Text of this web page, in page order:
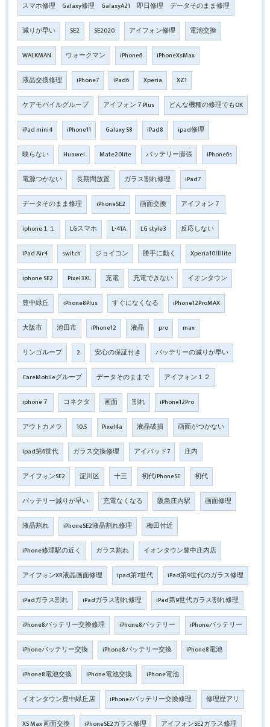
スマホ修理 Galaxy修理 GalaxyA21 即日修理 データそのまま修理
減りが早い SE2 SE2020 アイフォン修理 電池交換
WALKMAN ウォークマン iPhone6 iPhoneXsMax
液晶交換修理 iPhone7 iPad6 Xperia XZ1
ケアモバイルグループ アイフォン７Plus どんな機種の修理でもOK
iPad mini4 iPhone11 Galaxy S8 iPad8 ipad修理
映らない Huawei Mate20lite バッテリー膨張 iPhone6s
電源つかない 長期間放置 ガラス割れ修理 iPad7
データそのまま修理 iPhoneSE2 画面交換 アイフォン７
iphone１１ LGスマホ L-41A LG style3 反応しない
iPad Air4 switch ジョイコン 勝手に動く Xperia10Ⅲlite
iphone SE2 Pixel3XL 充電 充電できない イオンタウン
豊中緑丘 iPhone8Plus すぐになくなる iPhone12ProMAX
大阪市 池田市 iPhone12 液晶 pro max
リンゴループ 2 安心の保証付き バッテリーの減りが早い
CareMobileグループ データそのままで アイフォン１２
iphone７ コネクタ 画面 割れ iPhone12Pro
アウトカメラ 10.5 Pixel4a 液晶破損 画面がつかない
ipad第6世代 ガラス交換修理 アイパッド7 庄内
アイフォンSE2 淀川区 十三 初代iPhoneSE 初代
バッテリー減りが早い 充電なくなる 阪急庄内駅 画面修理
液晶割れ iPhoneSE2液晶割れ修理 梅田付近
iPhone修理駅の近く ガラス割れ イオンタウン豊中庄内店
アイフォンXR液晶画面修理 ipad第7世代 iPad第9世代のガラス修理
iPadガラス割れ iPadガラス割れ修理 iPad第9世代ガラス割れ修理
iPhone8バッテリー交換修理 iPhone8バッテリー iPhoneバッテリー
iPhoneバッテリー交換 iPhone8バッテリー交換 iPhone8電池
iPhone8電池交換 iPhone電池交換 iPhone電池
イオンタウン豊中緑丘店 iPhone7バッテリー交換修理 修理歴アリ
XS Max 画面交換 iPhoneSE2ガラス修理 アイフォンSE2ガラス修理